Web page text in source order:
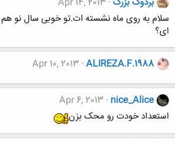
سلام به روی ماه نشسته ات.تو خوبی سال نو هم
ای؟
ALIREZA.F.1988
Apr 10, 2013
nice_Alice
Apr 6, 2013
استعداد خودت رو محک بزن